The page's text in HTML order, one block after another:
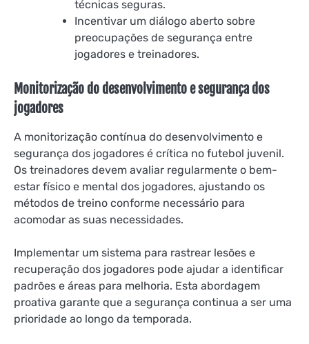
técnicas seguras.
Incentivar um diálogo aberto sobre
preocupações de segurança entre
jogadores e treinadores.
Monitorização do desenvolvimento e segurança dos
jogadores
A monitorização contínua do desenvolvimento e
segurança dos jogadores é crítica no futebol juvenil.
Os treinadores devem avaliar regularmente o bem-
estar físico e mental dos jogadores, ajustando os
métodos de treino conforme necessário para
acomodar as suas necessidades.
Implementar um sistema para rastrear lesões e
recuperação dos jogadores pode ajudar a identificar
padrões e áreas para melhoria. Esta abordagem
proativa garante que a segurança continua a ser uma
prioridade ao longo da temporada.